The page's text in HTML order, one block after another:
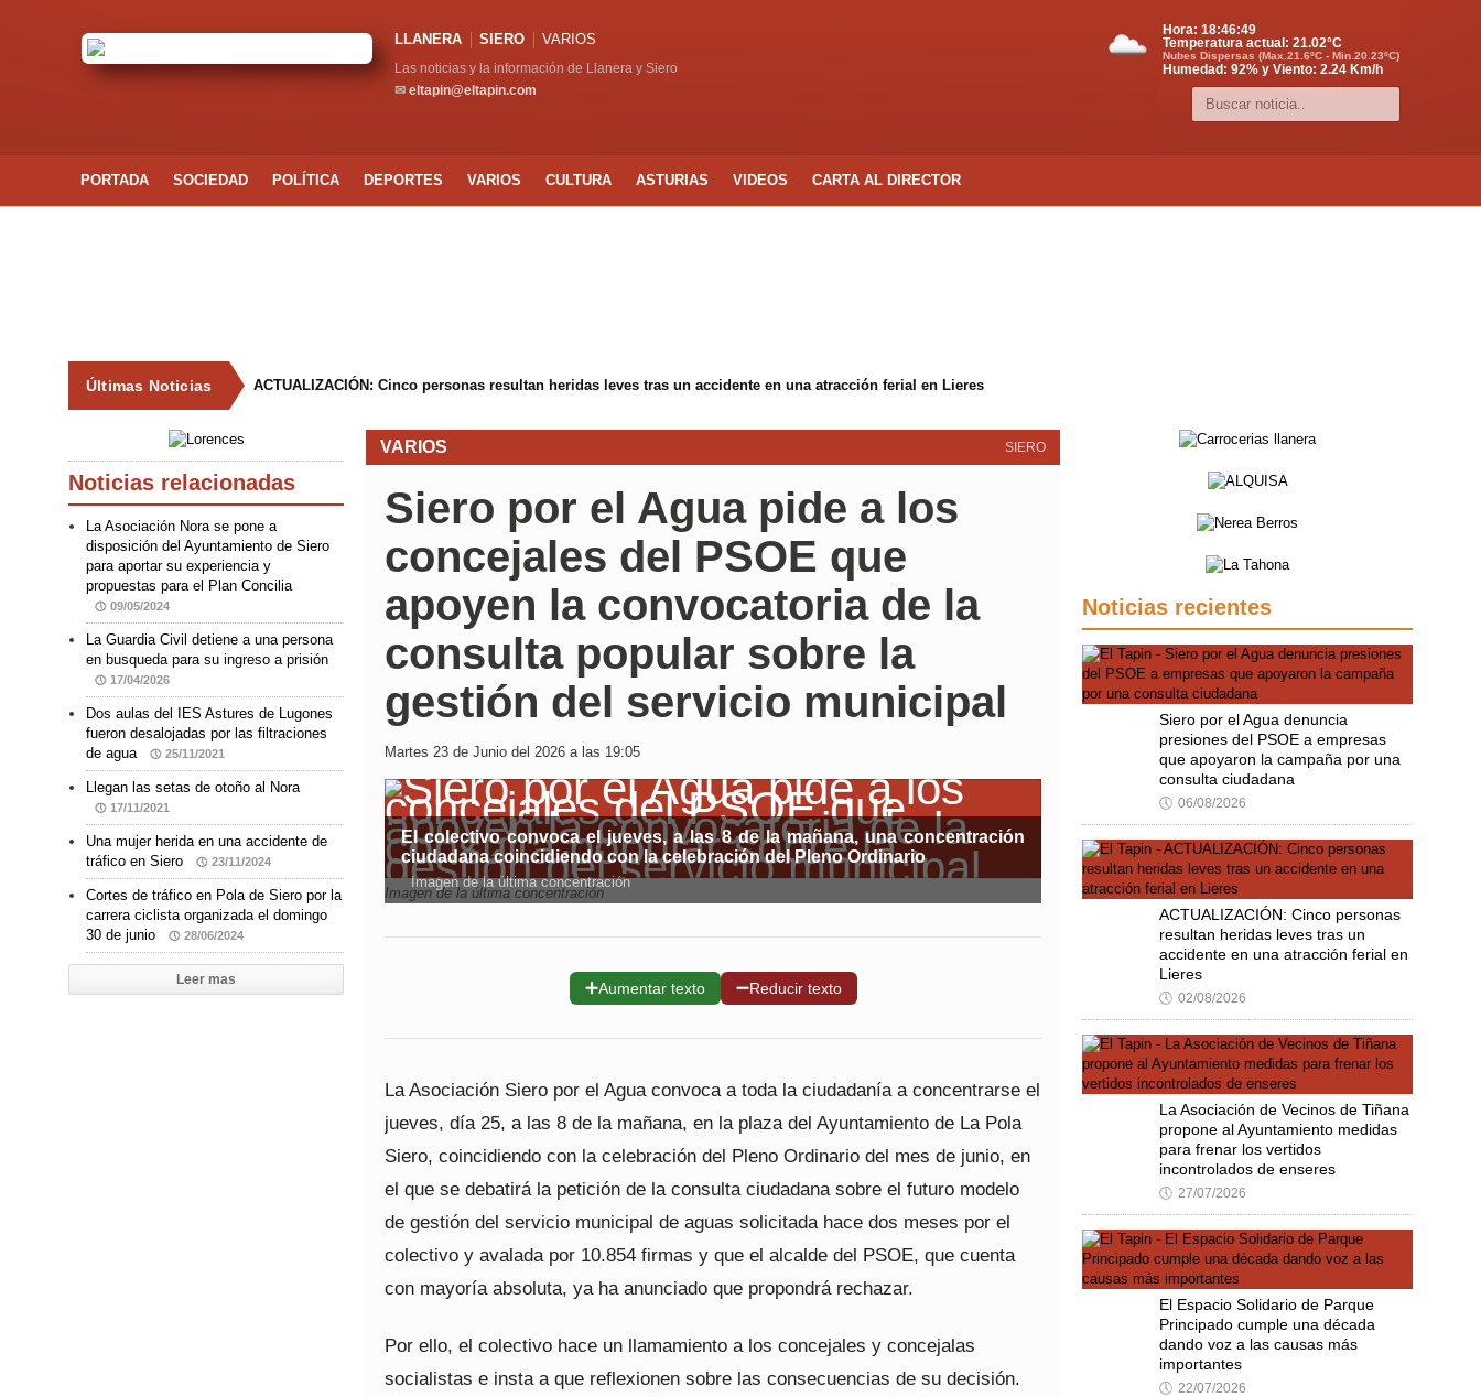
LLANERA SIERO VARIOS
Las noticias y la información de Llanera y Siero
✉ eltapin@eltapin.com
Hora: 18:46:50
Temperatura actual: 21.02°C
Nubes Dispersas (Max.21.6ºC - Min.20.23ºC)
Humedad: 92% y Viento: 2.24 Km/h
PORTADA SOCIEDAD POLÍTICA DEPORTES VARIOS CULTURA ASTURIAS VIDEOS CARTA AL DIRECTOR
Últimas Noticias ACTUALIZACIÓN: Cinco personas resultan heridas leves tras un accidente en una atracción ferial en Lieres
SIERO
VARIOS
Siero por el Agua pide a los
concejales del PSOE que
apoyen la convocatoria de la
consulta popular sobre la
gestión del servicio municipal
Martes 23 de Junio del 2026 a las 19:05
El colectivo convoca el jueves, a las 8 de la mañana, una concentración
ciudadana coincidiendo con la celebración del Pleno Ordinario
Imagen de la última concentración
Imagen de la última concentración
➕Aumentar texto ➖Reducir texto
La Asociación Siero por el Agua convoca a toda la ciudadanía a concentrarse el
jueves, día 25, a las 8 de la mañana, en la plaza del Ayuntamiento de La Pola
Siero, coincidiendo con la celebración del Pleno Ordinario del mes de junio, en
el que se debatirá la petición de la consulta ciudadana sobre el futuro modelo
de gestión del servicio municipal de aguas solicitada hace dos meses por el
colectivo y avalada por 10.854 firmas y que el alcalde del PSOE, que cuenta
con mayoría absoluta, ya ha anunciado que propondrá rechazar.
Por ello, el colectivo hace un llamamiento a los concejales y concejalas
socialistas e insta a que reflexionen sobre las consecuencias de su decisión.
Noticias relacionadas
La Asociación Nora se pone a
disposición del Ayuntamiento de Siero
para aportar su experiencia y
propuestas para el Plan Concilia
09/05/2024
La Guardia Civil detiene a una persona
en busqueda para su ingreso a prisión
17/04/2026
Dos aulas del IES Astures de Lugones
fueron desalojadas por las filtraciones
de agua
25/11/2021
Llegan las setas de otoño al Nora
17/11/2021
Una mujer herida en una accidente de
tráfico en Siero
23/11/2024
Cortes de tráfico en Pola de Siero por la
carrera ciclista organizada el domingo
30 de junio
28/06/2024
Leer mas
Noticias recientes
Siero por el Agua denuncia
presiones del PSOE a empresas
que apoyaron la campaña por una
consulta ciudadana
🕔 06/08/2026
ACTUALIZACIÓN: Cinco personas
resultan heridas leves tras un
accidente en una atracción ferial en
Lieres
🕔 02/08/2026
La Asociación de Vecinos de Tiñana
propone al Ayuntamiento medidas
para frenar los vertidos
incontrolados de enseres
🕔 27/07/2026
El Espacio Solidario de Parque
Principado cumple una década
dando voz a las causas más
importantes
🕔 22/07/2026